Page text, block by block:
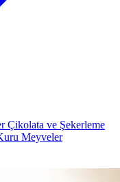
Çikolata ve Şekerleme
Meyveler